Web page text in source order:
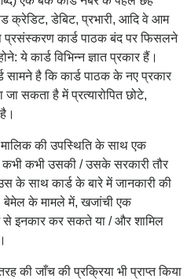
क्रेडिट, डेबिट, प्रभारी, आदि वे आम
प्रसंस्करण कार्ड पाठक बंद पर फिसलने
ये कार्ड विभिन्न ज्ञात प्रकार हैं।
है कि कार्ड पाठक के नए प्रकार
सकता है में प्रत्यारोपित छोटे,
मालिक की उपस्थिति के साथ एक
कभी कभी उसकी / उसके सरकारी तौर
के साथ कार्ड के बारे में जानकारी की
के मामले में, खजांची एक
इनकार कर सकते या / और शामिल
की जाँच की प्रक्रिया भी प्राप्त किया